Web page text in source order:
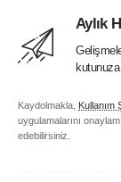
Aylık
kutunuza
Kaydolmakla, Kullanım
uygulamalarını
edebilirsiniz.